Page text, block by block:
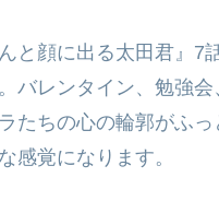
と顔に出る太田君』7
バレンタイン、勉強
たちの心の輪郭がふ
覚になります。